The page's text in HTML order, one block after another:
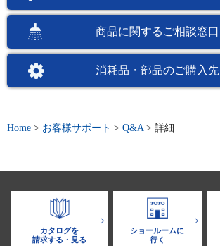
商品に関するご相談窓口
消耗品・部品のご購入先
Home > お客様サポート > Q&A > 詳細
カタログを
請求する・見る
ショールームに
行く